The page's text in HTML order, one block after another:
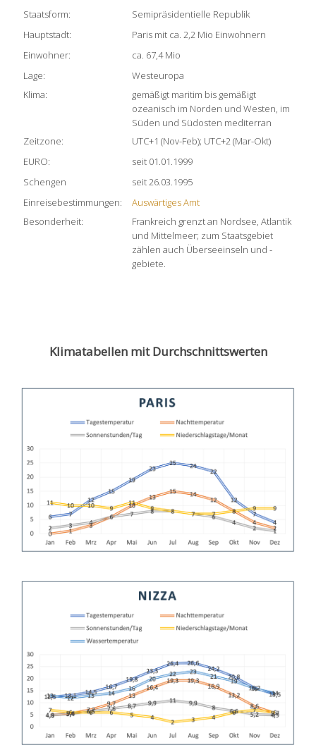
Staatsform:
Semipräsidentielle Republik
Hauptstadt:
Paris mit ca. 2,2 Mio Einwohnern
Einwohner:
ca. 67,4 Mio
Lage:
Westeuropa
Klima:
gemäßigt maritim bis gemäßigt
ozeanisch im Norden und Westen, im
Süden und Südosten mediterran
Zeitzone:
UTC+1 (Nov-Feb); UTC+2 (Mar-Okt)
EURO:
seit 01.01.1999
Schengen
seit 26.03.1995
Einreisebestimmungen:
Auswärtiges Amt
Besonderheit:
Frankreich grenzt an Nordsee, Atlantik
und Mittelmeer; zum Staatsgebiet
zählen auch Überseeinseln und -
gebiete.
Klimatabellen mit Durchschnittswerten